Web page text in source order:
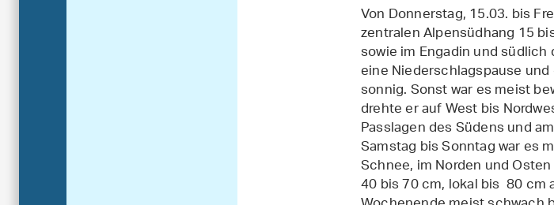
Von Donnerstag, 15.03. bis
zentralen Alpensüdhang 15
sowie im Engadin und
eine Niederschlagspause
sonnig. Sonst war es meist
drehte er auf West bis
Passlagen des Südens und
Samstag bis Sonntag war es
Schnee, im Norden und
40 bis 70 cm, lokal bis 80 cm